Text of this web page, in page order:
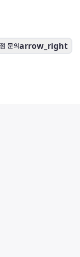
문의arrow_right